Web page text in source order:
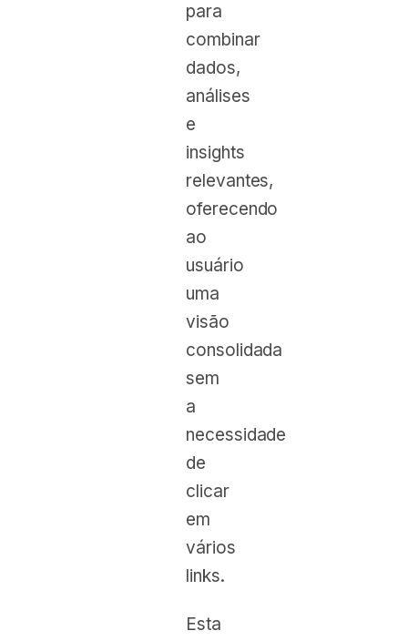
para
combinar
dados,
análises
e
insights
relevantes,
oferecendo
ao
usuário
uma
visão
consolidada
sem
a
necessidade
de
clicar
em
vários
links.
Esta